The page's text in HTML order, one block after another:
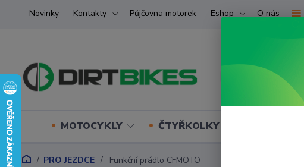
Novinky Kontakty Půjčovna motorek Eshop O nás
MOTOCYKLY ČTYŘKOLKY (ATV) UTV
PRO JEZDCE Funkční prádlo CFMOTO